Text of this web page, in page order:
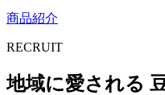
商品紹介
RECRUIT
地域に愛される